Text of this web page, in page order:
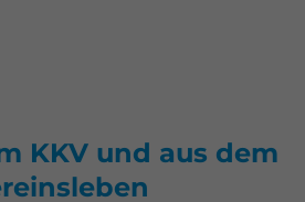
KKV und aus dem